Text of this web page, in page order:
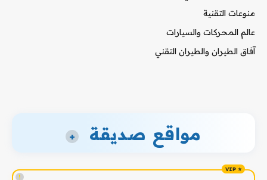
منوعات التقنية
عالم المحركات والسيارات
آفاق الطيران والطيران التقني
مواقع صديقة +
!